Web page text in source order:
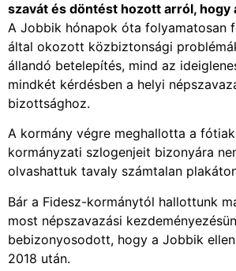
szavát és döntést hozott arról,
A Jobbik hónapok óta folyamatosan
által okozott közbiztonsági
állandó betelepítés, mind az
mindkét kérdésben a helyi
bizottsághoz.
A kormány végre meghallotta a
kormányzati szlogenjeit bizonyára
olvashattuk tavaly számtalan
Bár a Fidesz-kormánytól hallottunk
most népszavazási
bebizonyosodott, hogy a Jobbik
2018 után.